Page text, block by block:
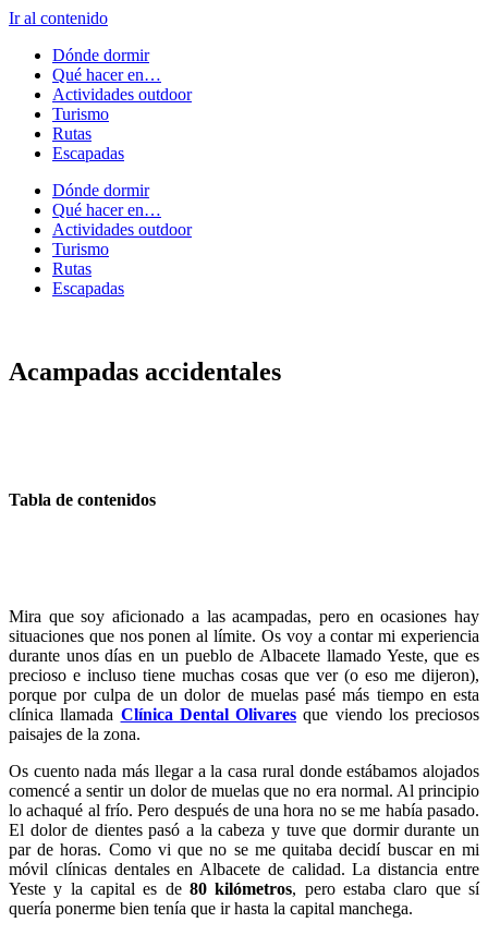
Ir al contenido
Dónde dormir
Qué hacer en…
Actividades outdoor
Turismo
Rutas
Escapadas
Dónde dormir
Qué hacer en…
Actividades outdoor
Turismo
Rutas
Escapadas
Acampadas accidentales
Tabla de contenidos
Mira que soy aficionado a las acampadas, pero en ocasiones hay
situaciones que nos ponen al límite. Os voy a contar mi experiencia
durante unos días en un pueblo de Albacete llamado Yeste, que es
precioso e incluso tiene muchas cosas que ver (o eso me dijeron),
porque por culpa de un dolor de muelas pasé más tiempo en esta
clínica llamada Clínica Dental Olivares que viendo los preciosos
paisajes de la zona.
Os cuento nada más llegar a la casa rural donde estábamos alojados
comencé a sentir un dolor de muelas que no era normal. Al principio
lo achaqué al frío. Pero después de una hora no se me había pasado.
El dolor de dientes pasó a la cabeza y tuve que dormir durante un
par de horas. Como vi que no se me quitaba decidí buscar en mi
móvil clínicas dentales en Albacete de calidad. La distancia entre
Yeste y la capital es de 80 kilómetros, pero estaba claro que sí
quería ponerme bien tenía que ir hasta la capital manchega.